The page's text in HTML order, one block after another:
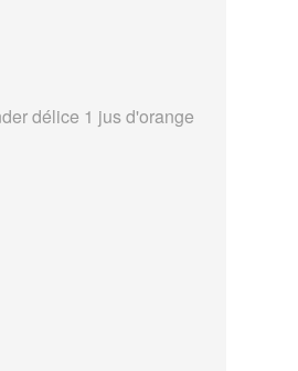
délice 1 jus d'orange